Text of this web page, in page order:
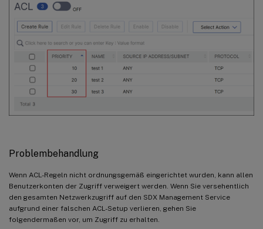
Problembehandlung
Wenn ACL-Regeln nicht ordnungsgemäß eingerichtet wurden, kann allen
Benutzerkonten der Zugriff verweigert werden. Wenn Sie versehentlich
den gesamten Netzwerkzugriff auf den SDX Management Service
aufgrund einer falschen ACL-Setup verlieren, gehen Sie
folgendermaßen vor, um Zugriff zu erhalten.